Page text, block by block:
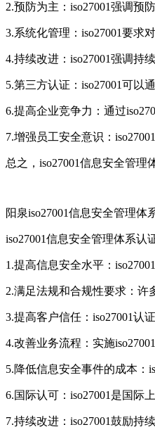
2.预防为主：iso27001强调预
3.系统化管理：iso27001要求
4.持续改进：iso27001强调持
5.第三方认证：iso27001可以
6.提高企业竞争力：通过
7.增强员工安全意识：
总之，iso27001信息安全管
阳泉iso27001信息安全管理体
iso27001信息安全管理体系认
1.提高信息安全水平：
2.满足法规和合规性要求：许
3.提高客户信任：iso27001认
4.改善业务流程：实施
5.降低信息安全事件的成本：
6.国际认可：iso27001是国际
7.持续改进：iso27001鼓励持